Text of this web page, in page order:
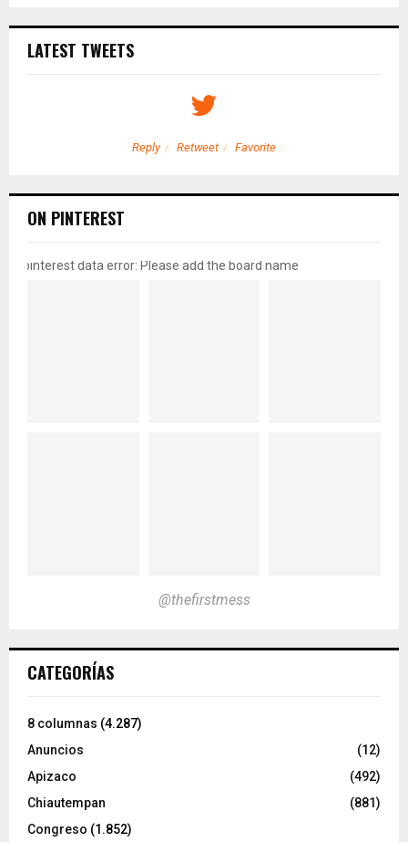
LATEST TWEETS
Reply Retweet Favorite
ON PINTEREST
pinterest data error: Please add the board name
@thefirstmess
CATEGORÍAS
8 columnas (4.287)
Anuncios
(12)
Apizaco
(492)
Chiautempan
(881)
Congreso (1.852)